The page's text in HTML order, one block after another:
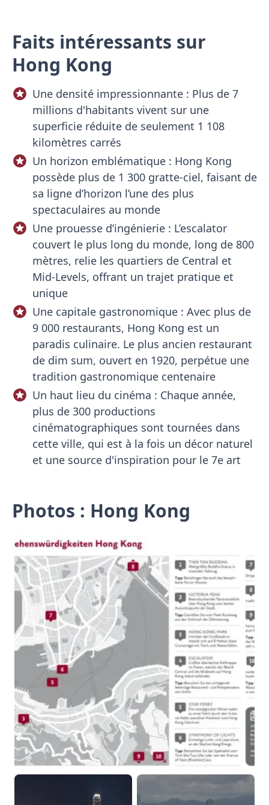
Faits intéressants sur
Hong Kong
Une densité impressionnante : Plus de 7
millions d'habitants vivent sur une
superficie réduite de seulement 1 108
kilomètres carrés
Un horizon emblématique : Hong Kong
possède plus de 1 300 gratte-ciel, faisant de
sa ligne d’horizon l’une des plus
spectaculaires au monde
Une prouesse d’ingénierie : L’escalator
couvert le plus long du monde, long de 800
mètres, relie les quartiers de Central et
Mid-Levels, offrant un trajet pratique et
unique
Une capitale gastronomique : Avec plus de
9 000 restaurants, Hong Kong est un
paradis culinaire. Le plus ancien restaurant
de dim sum, ouvert en 1920, perpétue une
tradition gastronomique centenaire
Un haut lieu du cinéma : Chaque année,
plus de 300 productions
cinématographiques sont tournées dans
cette ville, qui est à la fois un décor naturel
et une source d'inspiration pour le 7e art
Photos : Hong Kong